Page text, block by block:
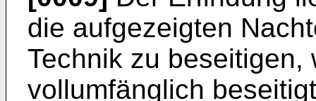
die aufgezeigten
Technik zu
vollumfänglich